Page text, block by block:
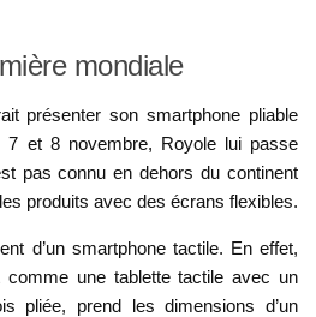
mondiale
présenter son smartphone pliable
7 et 8 novembre, Royole lui passe
pas connu en dehors du continent
produits avec des écrans flexibles.
d’un smartphone tactile. En effet,
comme une tablette tactile avec un
pliée, prend les dimensions d’un